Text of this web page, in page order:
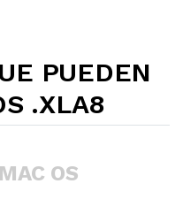
PUEDEN
.XLA8
OS